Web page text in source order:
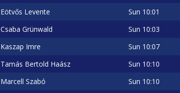
Eötvős Levente Sun 10:01
Csaba Grünwald Sun 10:03
Kaszap Imre Sun 10:07
Tamás Bertold Haász Sun 10:10
Marcell Szabó Sun 10:10